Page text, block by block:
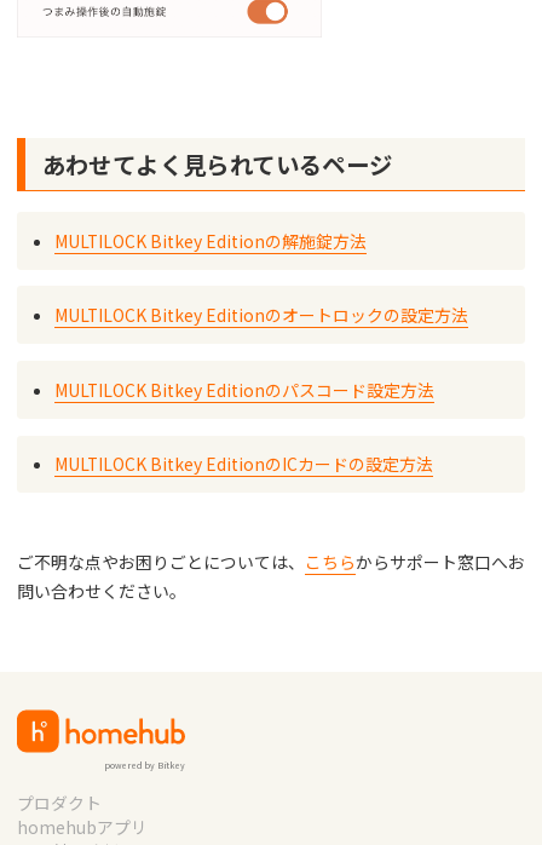
あわせてよく見られているページ
MULTILOCK Bitkey Editionの解施錠方法
MULTILOCK Bitkey Editionのオートロックの設定方法
MULTILOCK Bitkey Editionのパスコード設定方法
MULTILOCK Bitkey EditionのICカードの設定方法
ご不明な点やお困りごとについては、 こちらからサポート窓口へお
問い合わせください。
powered by Bitkey
プロダクト
homehubアプリ